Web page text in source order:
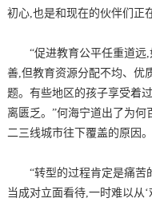
初心,也是和现在的伙伴们正
“促进教育公平任重道远
善,但教育资源分配不均、优
题。有些地区的孩子享受着
离匮乏。”何海宁道出了为
二三线城市往下覆盖的原因。
“转型的过程肯定是痛苦
当成对立面看待,一时难以从